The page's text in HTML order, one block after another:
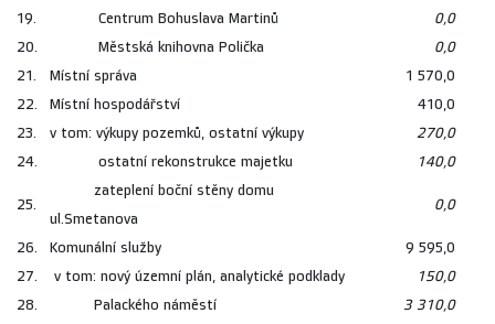
19.
Centrum Bohuslava Martinů
0,0
20.
Městská knihovna Polička
0,0
21.
Místní správa
1 570,0
22.
Místní hospodářství
410,0
23.
v tom: výkupy pozemků, ostatní výkupy
270,0
24.
ostatní rekonstrukce majetku 140,0
25.
zateplení boční stěny domu
ul.Smetanova
0,0
26. Komunální služby
9 595,0
27.
v tom: nový územní plán, analytické podklady
150,0
28.
Palackého náměstí
3 310,0